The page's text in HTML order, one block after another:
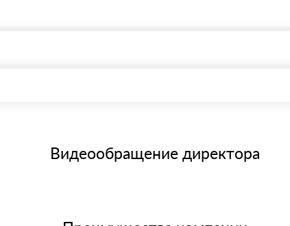
банковским картам
Видеообращение директора